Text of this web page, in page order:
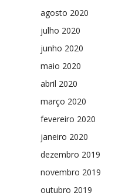
agosto 2020
julho 2020
junho 2020
maio 2020
abril 2020
março 2020
fevereiro 2020
janeiro 2020
dezembro 2019
novembro 2019
outubro 2019